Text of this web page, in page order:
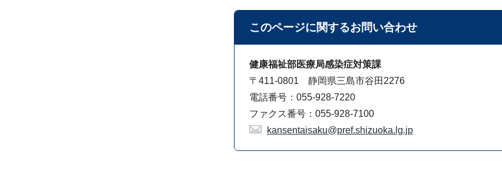
このページに関するお問い合わせ
健康福祉部医療局感染症対策課
〒411-0801 静岡県三島市谷田2276
電話番号：055-928-7220
ファクス番号：055-928-7100
kansentaisaku@pref.shizuoka.lg.jp